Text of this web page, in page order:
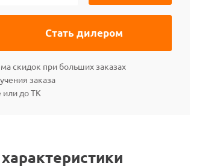
Стать дилером
скидок при больших заказах
заказа
или до ТК